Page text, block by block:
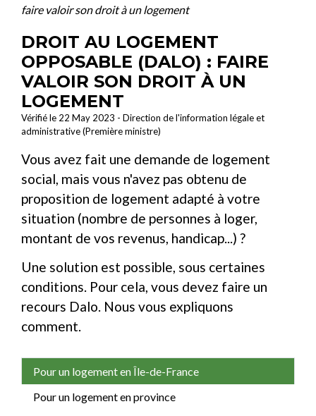
faire valoir son droit à un logement
DROIT AU LOGEMENT
OPPOSABLE (DALO) : FAIRE
VALOIR SON DROIT À UN
LOGEMENT
Vérifié le 22 May 2023 - Direction de l'information légale et
administrative (Première ministre)
Vous avez fait une demande de logement
social, mais vous n'avez pas obtenu de
proposition de logement adapté à votre
situation (nombre de personnes à loger,
montant de vos revenus, handicap...) ?
Une solution est possible, sous certaines
conditions. Pour cela, vous devez faire un
recours Dalo. Nous vous expliquons
comment.
Pour un logement en Île-de-France
Pour un logement en province